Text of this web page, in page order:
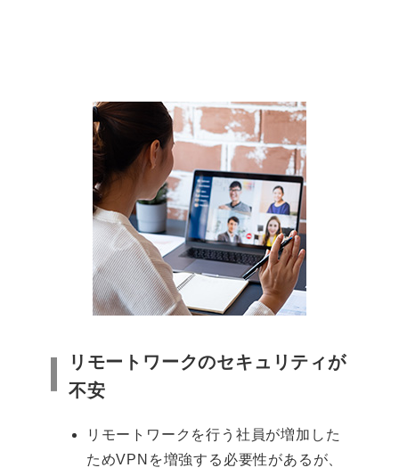
リモートワークのセキュリティが
不安
リモートワークを行う社員が増加した
ためVPNを増強する必要性があるが、